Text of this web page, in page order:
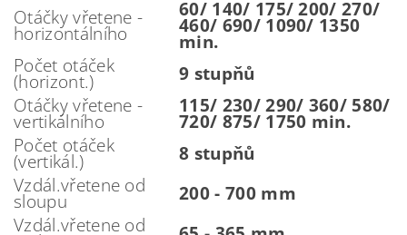
Otáčky vřetene -
horizontálního
60/ 140/ 175/ 200/ 270/
460/ 690/ 1090/ 1350
min.
Počet otáček
(horizont.)
9 stupňů
Otáčky vřetene -
vertikálního
115/ 230/ 290/ 360/ 580/
720/ 875/ 1750 min.
Počet otáček
(vertikál.)
8 stupňů
Vzdál.vřetene od
sloupu
200 - 700 mm
Vzdál.vřetene od